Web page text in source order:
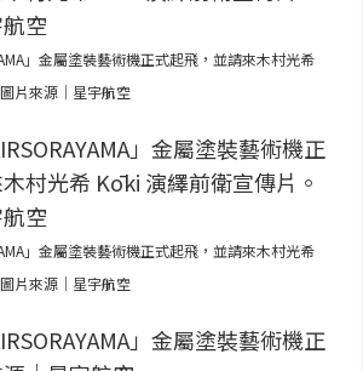
」金屬塗裝藝術機正式起飛，並請來木村光希
片來源｜星宇航空
」金屬塗裝藝術機正式起飛，並請來木村光希
片來源｜星宇航空